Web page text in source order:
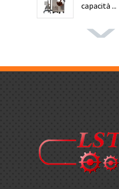
capacità ...